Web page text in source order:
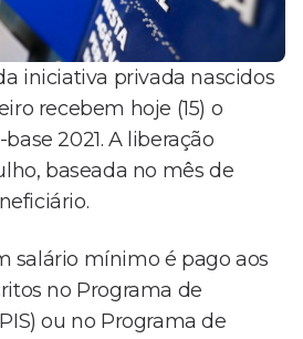
iniciativa privada nascidos
recebem hoje (15) o
2021. A liberação
baseada no mês de
salário mínimo é pago aos
no Programa de
ou no Programa de